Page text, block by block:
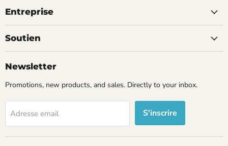
Entreprise
Soutien
Newsletter
Promotions, new products, and sales. Directly to your inbox.
Adresse email S'inscrire